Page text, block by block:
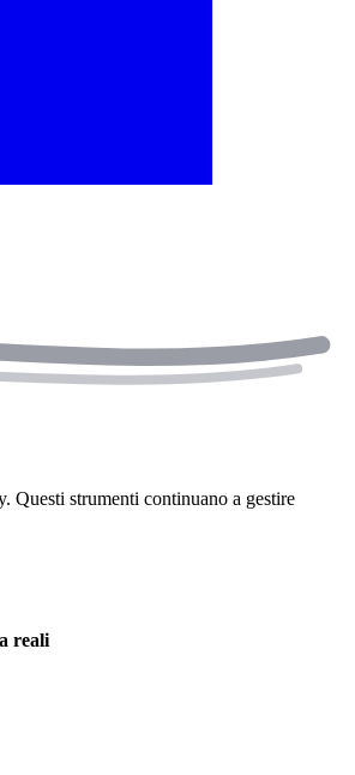
Questi strumenti continuano a gestire
reali